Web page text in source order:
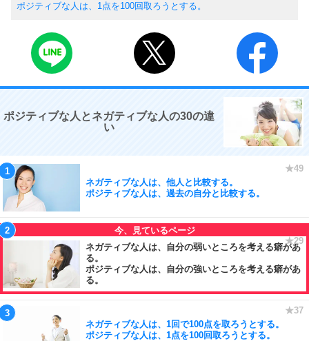
ポジティブな人は、1点を100回取ろうとする。
ポジティブな人とネガティブな人の30の違
い
ネガティブな人は、他人と比較する。
ポジティブな人は、過去の自分と比較する。
ネガティブな人は、自分の弱いところを考える癖があ
る。
ポジティブな人は、自分の強いところを考える癖があ
る。
ネガティブな人は、1回で100点を取ろうとする。
ポジティブな人は、1点を100回取ろうとする。